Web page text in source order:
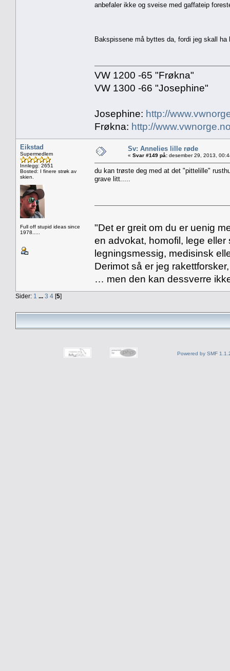
anbefaler ikke og sveise med gaffateip
Bakspissene må byttes da, fordi jeg skall
VW 1200 -65 "Frøkna"
VW 1300 -66 "Josephine"
Josephine: http://
Frøkna: http://
Eikstad
Supermedlem
Innlegg: 2651
Bosted: I finere strøk av
skien.
Full off stupid ideas since
1978.....
Sv: Annelies lille røde
« Svar #149 på: desember 29, 2013,
du kan trøste deg med at det "pittelille"
grave litt.....
"Det er greit om du er uenig
en advokat, homofil, lege
legningsmessig, medisinsk
Derimot så er jeg
… men den kan dessverre
Sider: 1 ... 3 4 [5]
Powered by SMF